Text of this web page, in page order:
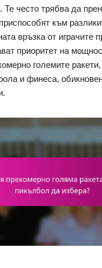
Те често трябва да
към
връзка от играчите
приоритет на
големите
и финеса,